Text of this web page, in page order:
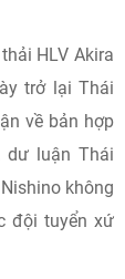
HLV Akira
trở lại Thái
về bản hợp
dư luận Thái
không
đội tuyển xứ